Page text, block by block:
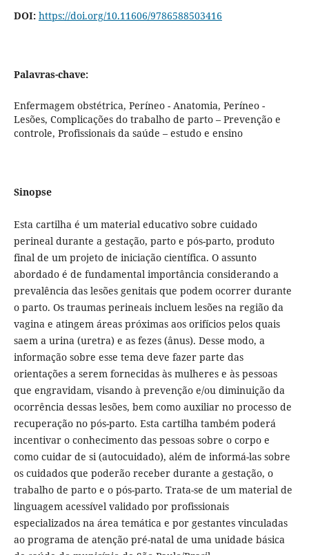
DOI: https://doi.org/10.11606/9786588503416
Palavras-chave:
Enfermagem obstétrica, Períneo - Anatomia, Períneo -
Lesões, Complicações do trabalho de parto – Prevenção e
controle, Profissionais da saúde – estudo e ensino
Sinopse
Esta cartilha é um material educativo sobre cuidado
perineal durante a gestação, parto e pós-parto, produto
final de um projeto de iniciação científica. O assunto
abordado é de fundamental importância considerando a
prevalência das lesões genitais que podem ocorrer durante
o parto. Os traumas perineais incluem lesões na região da
vagina e atingem áreas próximas aos orifícios pelos quais
saem a urina (uretra) e as fezes (ânus). Desse modo, a
informação sobre esse tema deve fazer parte das
orientações a serem fornecidas às mulheres e às pessoas
que engravidam, visando à prevenção e/ou diminuição da
ocorrência dessas lesões, bem como auxiliar no processo de
recuperação no pós-parto. Esta cartilha também poderá
incentivar o conhecimento das pessoas sobre o corpo e
como cuidar de si (autocuidado), além de informá-las sobre
os cuidados que poderão receber durante a gestação, o
trabalho de parto e o pós-parto. Trata-se de um material de
linguagem acessível validado por profissionais
especializados na área temática e por gestantes vinculadas
ao programa de atenção pré-natal de uma unidade básica